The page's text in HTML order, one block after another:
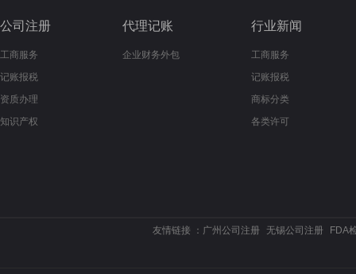
公司注册
工商服务
记账报税
资质办理
知识产权
代理记账
企业财务外包
行业新闻
工商服务
记账报税
商标分类
各类许可
友情链接 ： 广州公司注册 无锡公司注册 FDA